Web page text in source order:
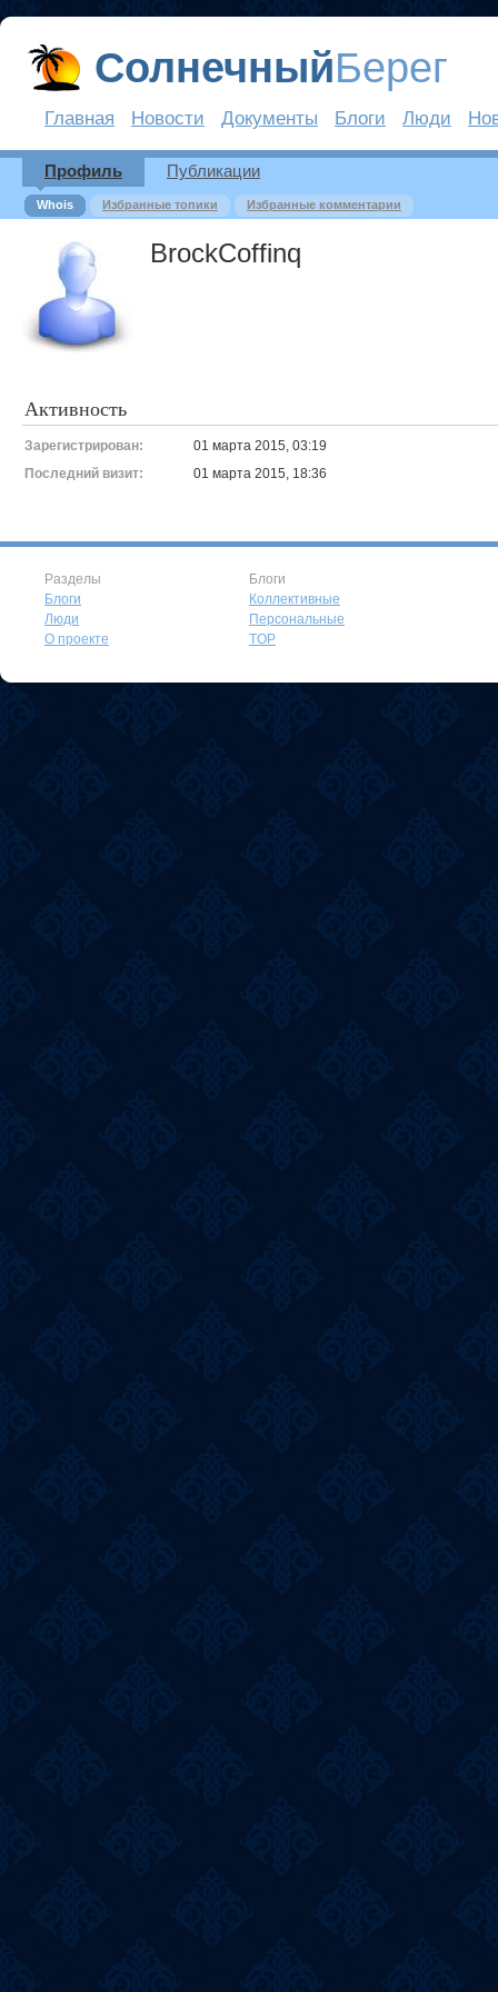
СолнечныйБерег
Главная Новости Документы Блоги Люди
Профиль
Whois Избранные топики Избранные комментарии
Публикации
BrockCoffinq
Активность
Зарегистрирован:
01 марта 2015, 03:19
Последний визит:
01 марта 2015, 18:36
Разделы
Блоги
Люди
О проекте
Блоги
Коллективные
Персональные
TOP